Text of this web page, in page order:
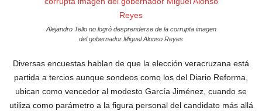
Alejandro Tello no logró desprenderse de la corrupta imagen
del gobernador Miguel Alonso Reyes
Diversas encuestas hablan de que la elección veracruzana está
partida a tercios aunque sondeos como los del Diario Reforma,
ubican como vencedor al modesto García Jiménez, cuando se
utiliza como parámetro a la figura personal del candidato más allá